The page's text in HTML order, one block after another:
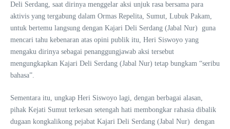
Deli Serdang, saat dirinya menggelar aksi unjuk rasa bersama para
aktivis yang tergabung dalam Ormas Repelita, Sumut, Lubuk Pakam,
untuk bertemu langsung dengan Kajari Deli Serdang (Jabal Nur) guna
mencari tahu kebenaran atas opini publik itu, Heri Siswoyo yang
mengaku dirinya sebagai penanggungjawab aksi tersebut
mengungkapkan Kajari Deli Serdang (Jabal Nur) tetap bungkam “seribu
bahasa”.
Sementara itu, ungkap Heri Siswoyo lagi, dengan berbagai alasan,
pihak Kejati Sumut terkesan setengah hati membongkar rahasia dibalik
dugaan kongkalikong pejabat Kajari Deli Serdang (Jabal Nur) dengan